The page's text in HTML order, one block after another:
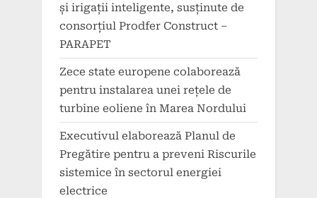
și irigații inteligente, susținute de
consorțiul Prodfer Construct –
PARAPET
Zece state europene colaborează
pentru instalarea unei rețele de
turbine eoliene în Marea Nordului
Executivul elaborează Planul de
Pregătire pentru a preveni Riscurile
sistemice în sectorul energiei
electrice